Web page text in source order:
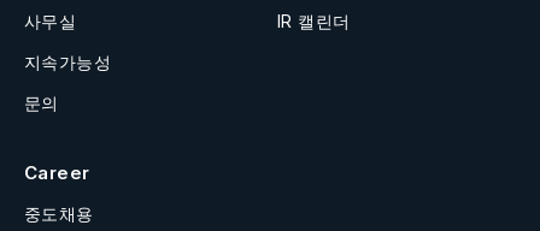
사무실
지속가능성
문의
IR 캘린더
Career
중도채용